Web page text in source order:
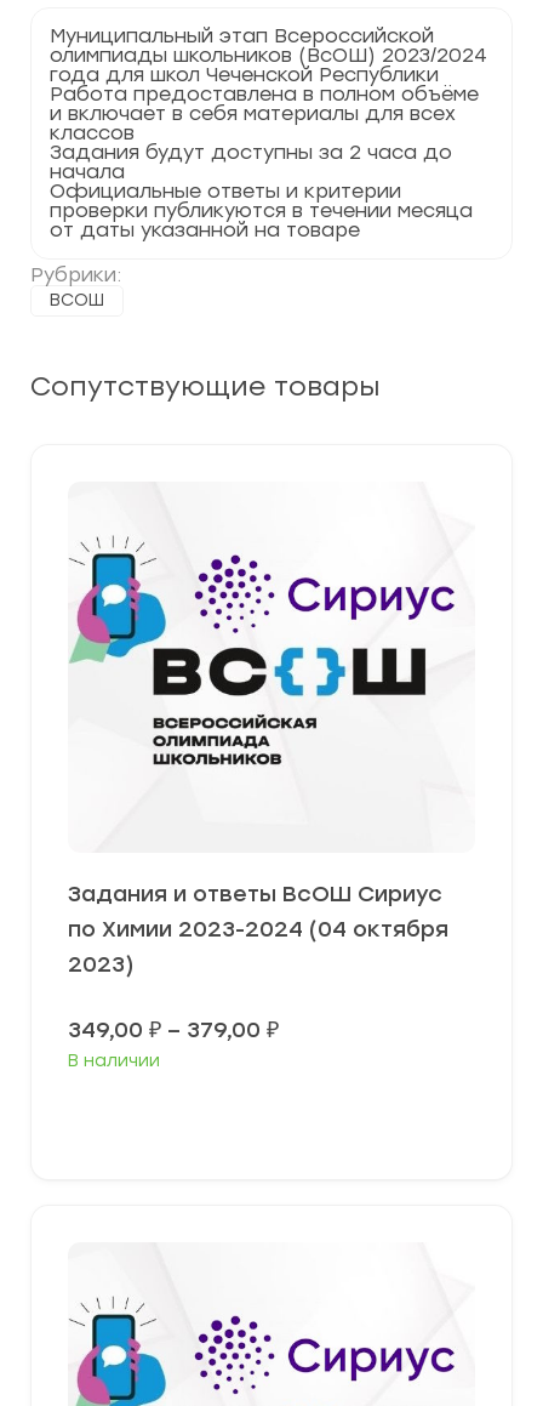
Муниципальный этап Всероссийской
олимпиады школьников (ВсОШ) 2023/2024
года для школ Чеченской Республики
Работа предоставлена в полном объёме
и включает в себя материалы для всех
классов
Задания будут доступны за 2 часа до
начала
Официальные ответы и критерии
проверки публикуются в течении месяца
от даты указанной на товаре
Рубрики:
ВСОШ
2024
г.
Чеченская
Республика
95
регион
Сопутствующие товары
Задания и ответы ВсОШ Сириус
по Химии 2023-2024 (04 октября
2023)
349,00 ₽ – 379,00 ₽Диапазон
В наличии